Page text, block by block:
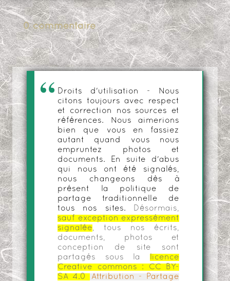
0 commentaire
Droits d'utilisation - Nous
citons toujours avec respect
et correction nos sources et
références. Nous aimerions
bien que vous en fassiez
autant quand vous nous
empruntez photos et
documents. En suite d'abus
qui nous ont été signalés,
nous changeons dès à
présent la politique de
partage traditionnelle de
tous nos sites.
Désormais,
sauf exception expressément
signalée, tous nos écrits,
documents, photos et
conception de site sont
partagés sous la
licence
Creative commons :
CC BY-
SA 4.0
Attribution - Partage